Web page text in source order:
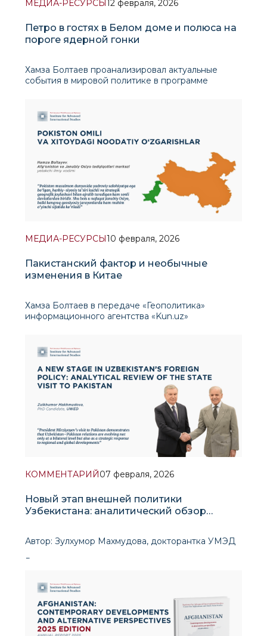
МЕДИА-РЕСУРСЫ 12 февраля, 2026
Петро в гостях в Белом доме и полюса на
пороге ядерной гонки
Хамза Болтаев проанализировал актуальные
события в мировой политике в программе
разногласия между президентом Колумбии
МЕДИА-РЕСУРСЫ10 февраля, 2026
Пакистанский фактор и необычные
изменения в Китае
Хамза Болтаев в передаче «Геополитика»
информационного агентства «Kun.uz»
значимой. По его мнению, Пакистан является
одной из немногих стран
КОММЕНТАРИЙ07 февраля, 2026
Новый этап внешней политики
Узбекистана: аналитический обзор
Автор: Зулхумор Махмудова, докторантка УМЭД
В последние годы внешняя политика
интеграции и формировании альтернативных
транспортно-логистических маршрутов.
Официальный визит През